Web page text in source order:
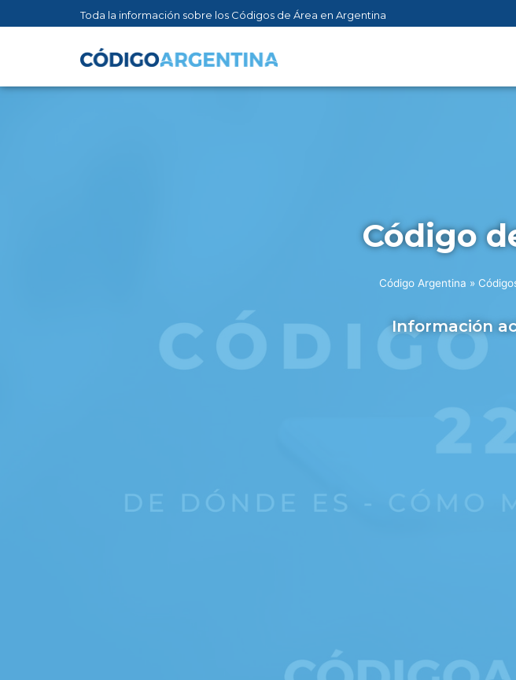
Toda la información sobre los Códigos de Área en Argentina
Código
Código Argentina »
Información